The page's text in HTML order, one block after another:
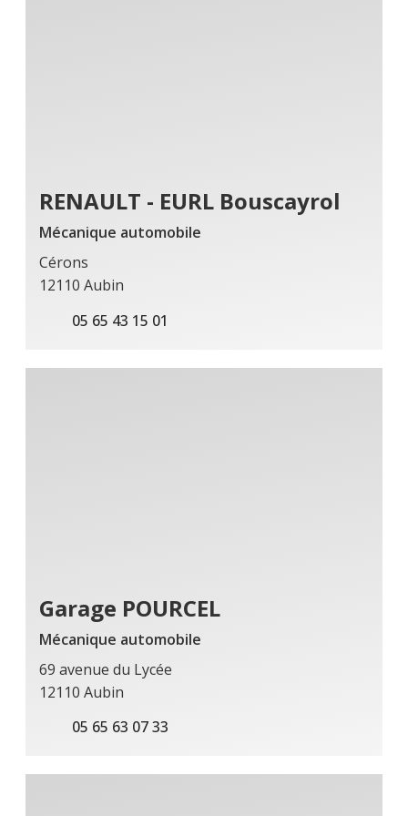
RENAULT - EURL Bouscayrol
Mécanique automobile
Cérons
12110 Aubin
05 65 43 15 01
Garage POURCEL
Mécanique automobile
69 avenue du Lycée
12110 Aubin
05 65 63 07 33